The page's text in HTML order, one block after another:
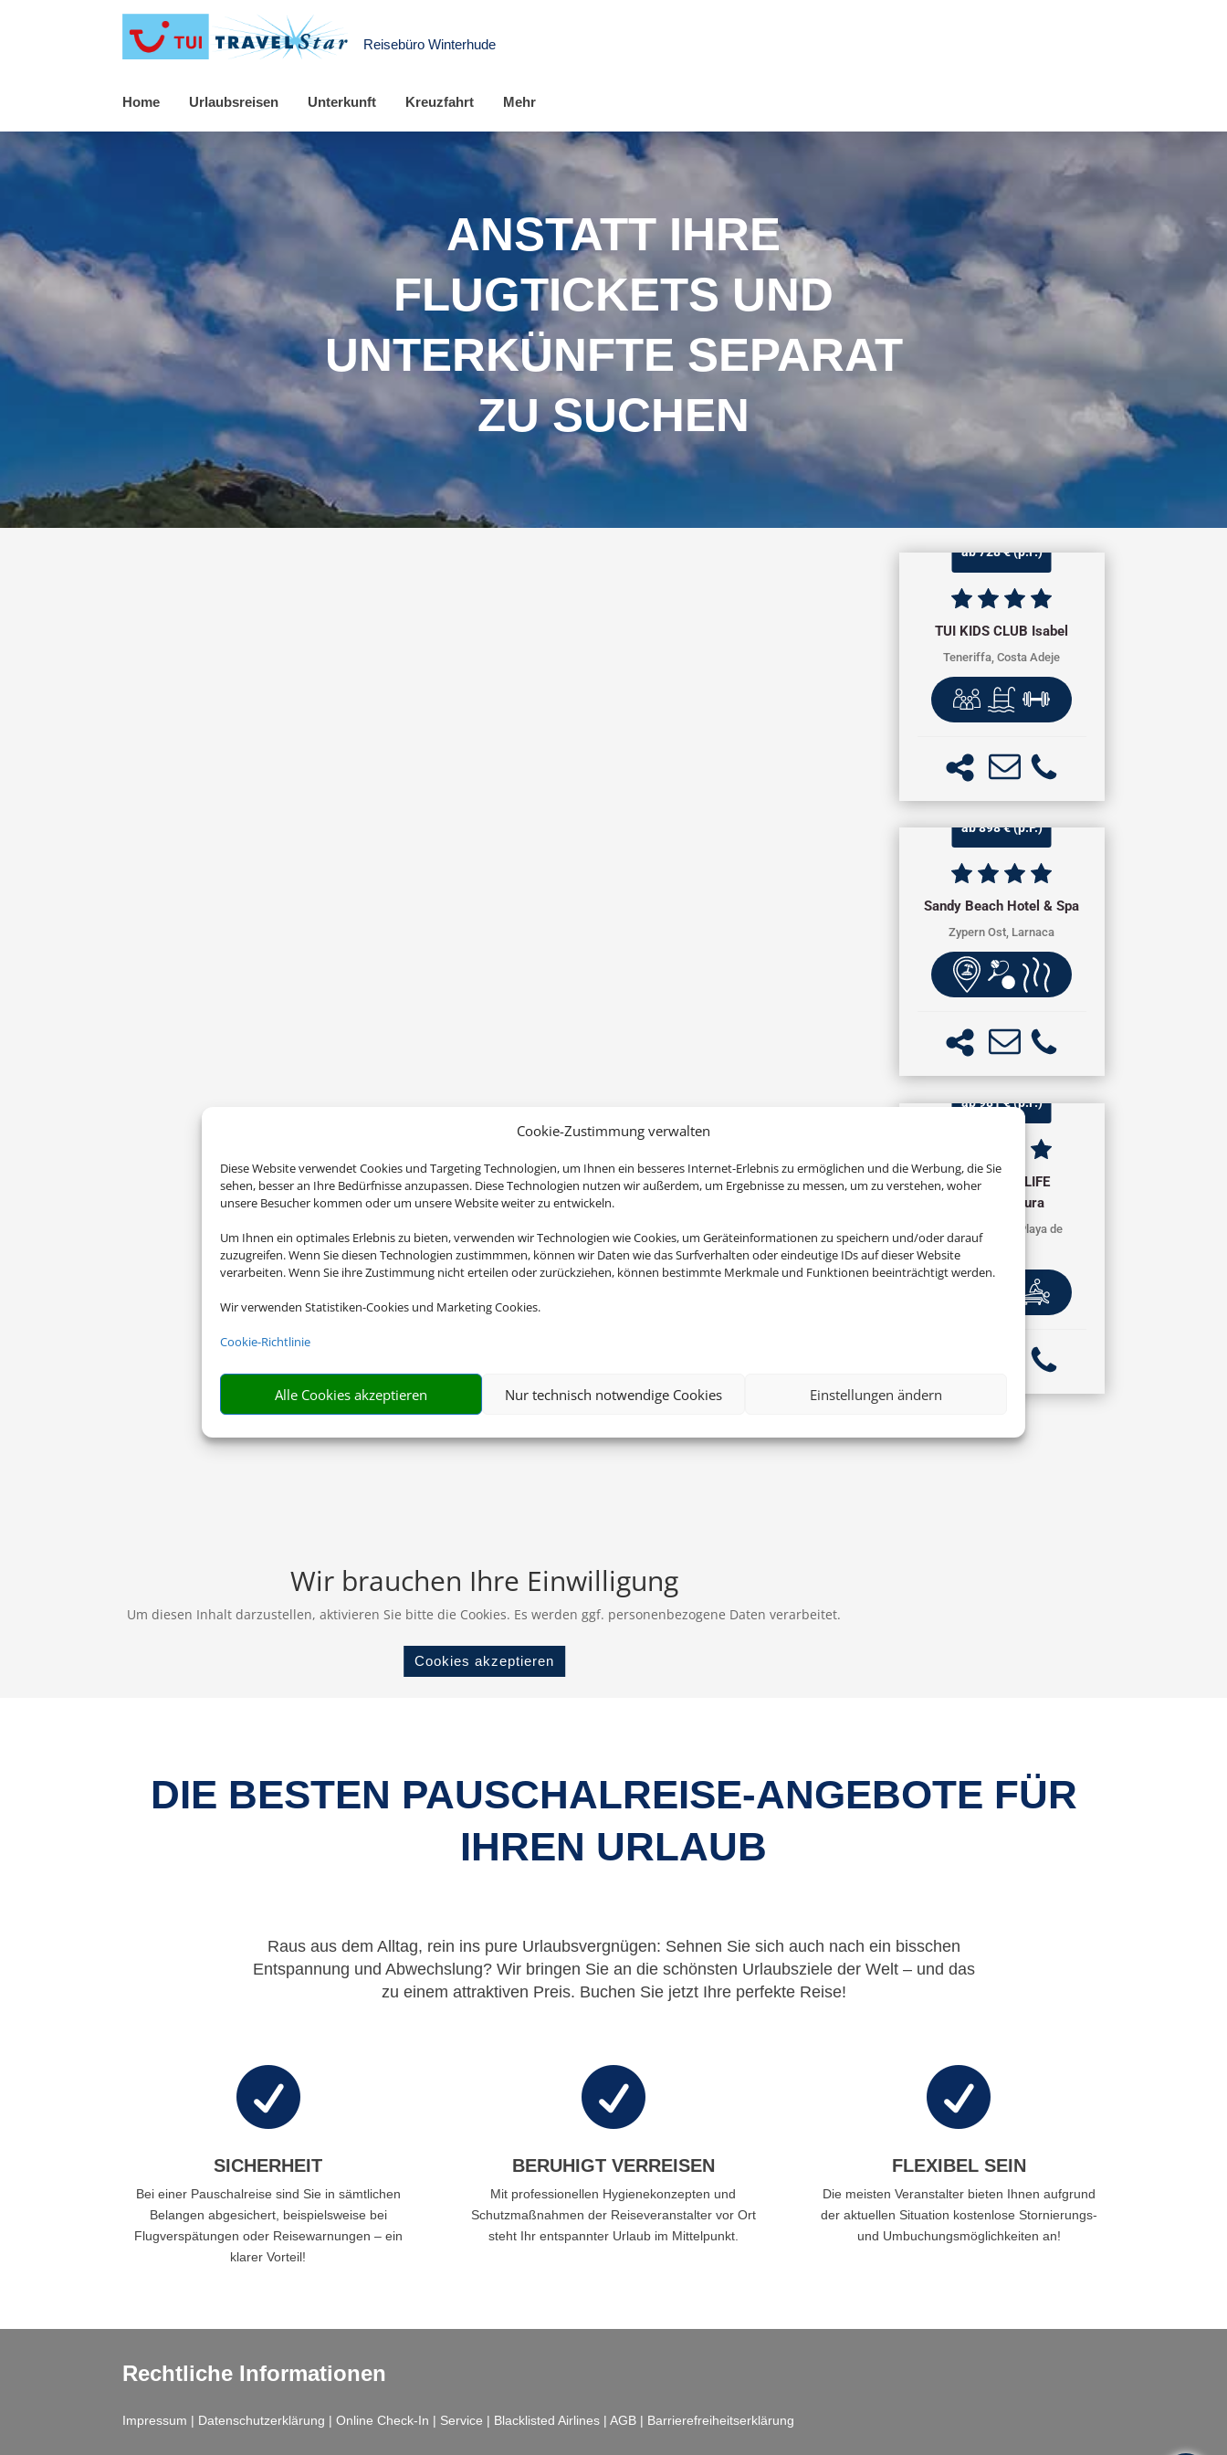
Cookie-Zustimmung verwalten
Diese Website verwendet Cookies und Targeting Technologien, um Ihnen ein besseres Internet-Erlebnis zu ermöglichen und die Werbung, die Sie
sehen, besser an Ihre Bedürfnisse anzupassen. Diese Technologien nutzen wir außerdem, um Ergebnisse zu messen, um zu verstehen, woher
unsere Besucher kommen oder um unsere Website weiter zu entwickeln.
Um Ihnen ein optimales Erlebnis zu bieten, verwenden wir Technologien wie Cookies, um Geräteinformationen zu speichern und/oder darauf
zuzugreifen. Wenn Sie diesen Technologien zustimmmen, können wir Daten wie das Surfverhalten oder eindeutige IDs auf dieser Website
verarbeiten. Wenn Sie ihre Zustimmung nicht erteilen oder zurückziehen, können bestimmte Merkmale und Funktionen beeinträchtigt werden.
Wir verwenden Statistiken-Cookies und Marketing Cookies.
Cookie-Richtlinie
Alle Cookies akzeptieren Nur technisch notwendige Cookies Einstellungen ändern
Reisebüro Winterhude
Home Urlaubsreisen Unterkunft Kreuzfahrt Mehr
ANSTATT IHRE
FLUGTICKETS UND
UNTERKÜNFTE SEPARAT
ZU SUCHEN
Wir brauchen Ihre Einwilligung
Um diesen Inhalt darzustellen, aktivieren Sie bitte die Cookies. Es werden ggf. personenbezogene Daten verarbeitet.
Cookies akzeptieren
ab 728 € (p.P.)
TUI KIDS CLUB Isabel
Teneriffa, Costa Adeje
ab 898 € (p.P.)
Sandy Beach Hotel & Spa
Zypern Ost, Larnaca
ab 981 € (p.P.)
TUI MAGIC LIFE
Fuerteventura
Fuerteventura, Playa de
DIE BESTEN PAUSCHALREISE-ANGEBOTE FÜR
IHREN URLAUB
Raus aus dem Alltag, rein ins pure Urlaubsvergnügen: Sehnen Sie sich auch nach ein bisschen
Entspannung und Abwechslung? Wir bringen Sie an die schönsten Urlaubsziele der Welt – und das
zu einem attraktiven Preis. Buchen Sie jetzt Ihre perfekte Reise!

SICHERHEIT
Bei einer Pauschalreise sind Sie in sämtlichen
Belangen abgesichert, beispielsweise bei
Flugverspätungen oder Reisewarnungen – ein
klarer Vorteil!

BERUHIGT VERREISEN
Mit professionellen Hygienekonzepten und
Schutzmaßnahmen der Reiseveranstalter vor Ort
steht Ihr entspannter Urlaub im Mittelpunkt.

FLEXIBEL SEIN
Die meisten Veranstalter bieten Ihnen aufgrund
der aktuellen Situation kostenlose Stornierungs-
und Umbuchungsmöglichkeiten an!
Rechtliche Informationen
Impressum | Datenschutzerklärung |Online Check-In | Service | Blacklisted Airlines |AGB | Barrierefreiheitserklärung